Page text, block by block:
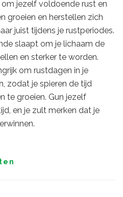
jezelf voldoende rust en
groeien en herstellen zich
juist tijdens je rustperiodes.
slaapt om je lichaam de
en sterker te worden.
om rustdagen in je
zodat je spieren de tijd
te groeien. Gun jezelf
en je zult merken dat je